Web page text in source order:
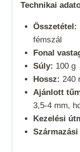
Technikai
Összetétel:
fémszál
Fonal
Súly: 100 g
Hossz: 240
Ajánlott
3,5-4 mm,
Kezelési
Származási